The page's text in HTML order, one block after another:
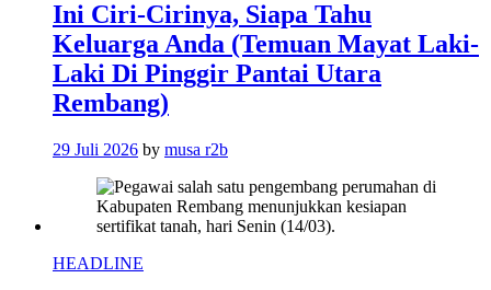
Ini Ciri-Cirinya, Siapa Tahu
Keluarga Anda (Temuan Mayat Laki-
Laki Di Pinggir Pantai Utara
Rembang)
29 Juli 2026 by musa r2b
HEADLINE